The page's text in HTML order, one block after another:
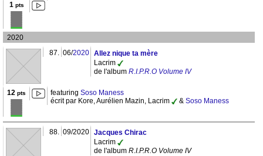
1 pts
2020
87. 06/2020 Allez nique ta mère
Lacrim
de l'album R.I.P.R.O Volume IV
12 pts featuring Soso Maness
écrit par Kore, Aurélien Mazin, Lacrim
& Soso Maness
88. 09/2020 Jacques Chirac
Lacrim
de l'album R.I.P.R.O Volume IV